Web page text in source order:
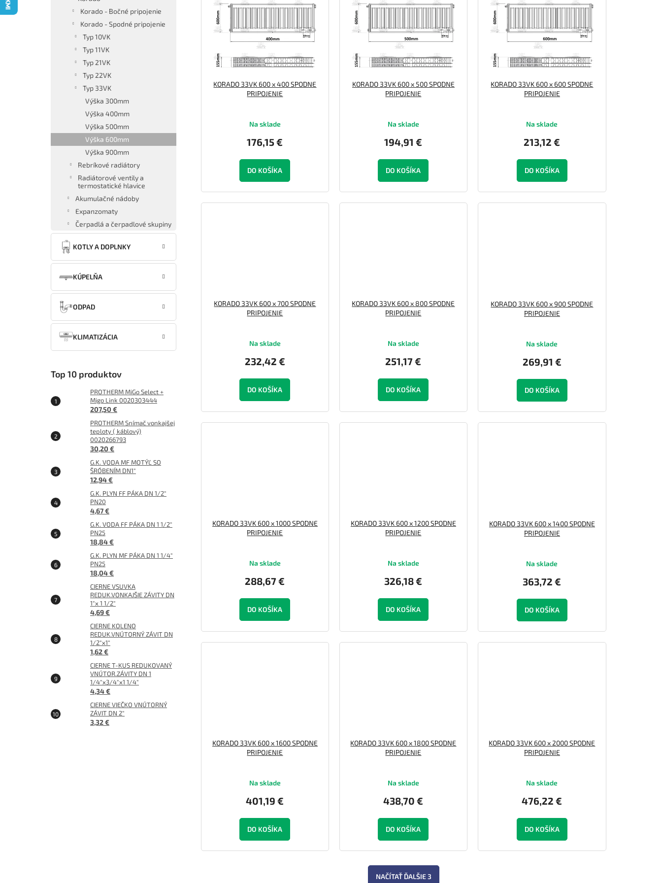
Korado - Bočné pripojenie
Korado - Spodné pripojenie
Typ 10VK
Typ 11VK
Typ 21VK
Typ 22VK
Typ 33VK
Výška 300mm
Výška 400mm
Výška 500mm
Výška 600mm
Výška 900mm
Rebríkové radiátory
Radiátorové ventily a
termostatické hlavice
Akumulačné nádoby
Expanzomaty
Čerpadlá a čerpadlové skupiny
KOTLY A DOPLNKY
KÚPELŇA
ODPAD
KLIMATIZÁCIA
Top 10 produktov
PROTHERM MiGo Select +
Migo Link 0020303444
207,50 €
PROTHERM Snímač vonkajšej
teploty ( káblový)
0020266793
30,20 €
G.K. VODA MF MOTÝĽ SO
ŠRÓBENÍM DN1"
12,94 €
G.K. PLYN FF PÁKA DN 1/2"
PN20
4,67 €
G.K. VODA FF PÁKA DN 1 1/2"
PN25
18,84 €
G.K. PLYN MF PÁKA DN 1 1/4"
PN25
18,04 €
CIERNE VSUVKA
REDUK.VONKAJŠIE ZÁVITY DN
1"x 1 1/2"
4,69 €
CIERNE KOLENO
REDUK.VNÚTORNÝ ZÁVIT DN
1/2"x1"
1,62 €
CIERNE T-KUS REDUKOVANÝ
VNÚTOR.ZÁVITY DN 1
1/4"x3/4"x1 1/4"
4,34 €
CIERNE VIEČKO VNÚTORNÝ
ZÁVIT DN 2"
3,32 €
KORADO 33VK 600 x 400 SPODNE
PRIPOJENIE
Na sklade
176,15 €
DO KOŠÍKA
KORADO 33VK 600 x 500 SPODNE
PRIPOJENIE
Na sklade
194,91 €
DO KOŠÍKA
KORADO 33VK 600 x 600 SPODNE
PRIPOJENIE
Na sklade
213,12 €
DO KOŠÍKA
KORADO 33VK 600 x 700 SPODNE
PRIPOJENIE
Na sklade
232,42 €
DO KOŠÍKA
KORADO 33VK 600 x 800 SPODNE
PRIPOJENIE
Na sklade
251,17 €
DO KOŠÍKA
KORADO 33VK 600 x 900 SPODNE
PRIPOJENIE
Na sklade
269,91 €
DO KOŠÍKA
KORADO 33VK 600 x 1000 SPODNE
PRIPOJENIE
Na sklade
288,67 €
DO KOŠÍKA
KORADO 33VK 600 x 1200 SPODNE
PRIPOJENIE
Na sklade
326,18 €
DO KOŠÍKA
KORADO 33VK 600 x 1400 SPODNE
PRIPOJENIE
Na sklade
363,72 €
DO KOŠÍKA
KORADO 33VK 600 x 1600 SPODNE
PRIPOJENIE
Na sklade
401,19 €
DO KOŠÍKA
KORADO 33VK 600 x 1800 SPODNE
PRIPOJENIE
Na sklade
438,70 €
DO KOŠÍKA
KORADO 33VK 600 x 2000 SPODNE
PRIPOJENIE
Na sklade
476,22 €
DO KOŠÍKA
NAČÍTAŤ ĎALŠIE 3